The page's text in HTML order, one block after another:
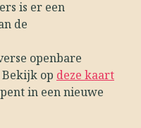
is er een
de
openbare
op deze kaart
in een nieuwe